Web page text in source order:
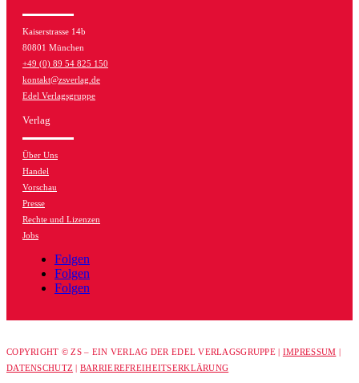
Kaiserstrasse 14b
80801 München
+49 (0) 89 54 825 150
kontakt@zsverlag.de
Edel Verlagsgruppe
Verlag
Über Uns
Handel
Vorschau
Presse
Rechte und Lizenzen
Jobs
Folgen
Folgen
Folgen
COPYRIGHT © ZS – EIN VERLAG DER EDEL VERLAGSGRUPPE | IMPRESSUM |
DATENSCHUTZ | BARRIEREFREIHEITSERKLÄRUNG